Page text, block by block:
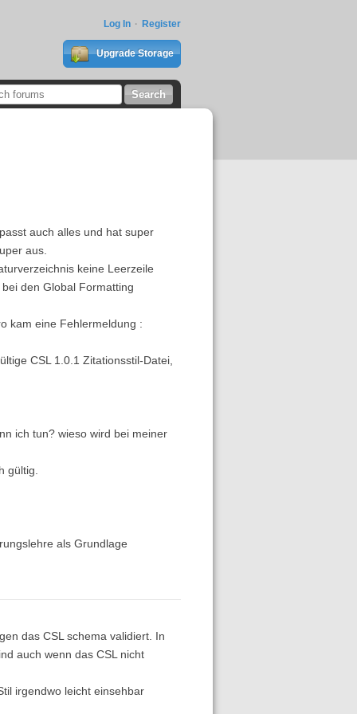
Log In Register
Upgrade Storage
auch alles und hat super
aus.
keine Leerzeile
den Global Formatting
kam eine Fehlermeldung :
CSL 1.0.1 Zitationsstil-Datei,
ich tun? wieso wird bei meiner
gültig.
als Grundlage
das CSL schema validiert. In
auch wenn das CSL nicht
irgendwo leicht einsehbar